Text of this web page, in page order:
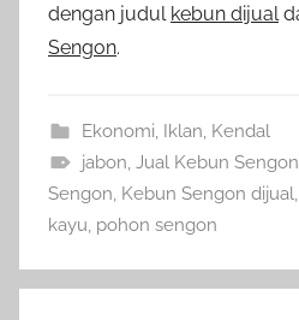
dengan judul kebun dijual
Sengon.
Ekonomi Iklan Kendal
jabon Jual Kebun Sengon
Sengon Kebun Sengon dijual
kayu pohon sengon